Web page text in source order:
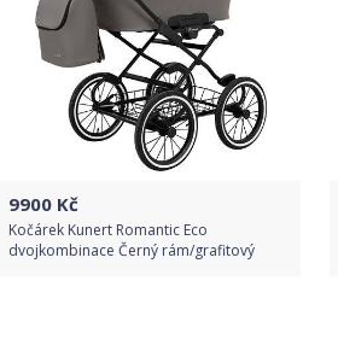
9900 Kč
Kočárek Kunert Romantic Eco
dvojkombinace Černý rám/grafitový